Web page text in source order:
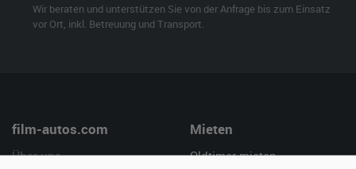
Wir beraten und unterstützen Sie von der Anfrage bis zum Einsatz
vor Ort, inkl. Betreuung und Transport.
film-autos.com
Über uns
Mieten
Oldtimer mieten